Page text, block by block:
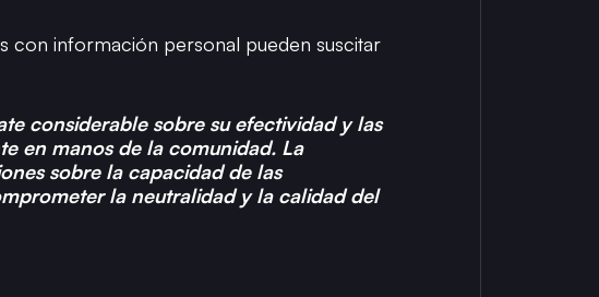
con información personal pueden suscitar
considerable sobre su efectividad y las
en manos de la comunidad. La
sobre la capacidad de las
la neutralidad y la calidad del